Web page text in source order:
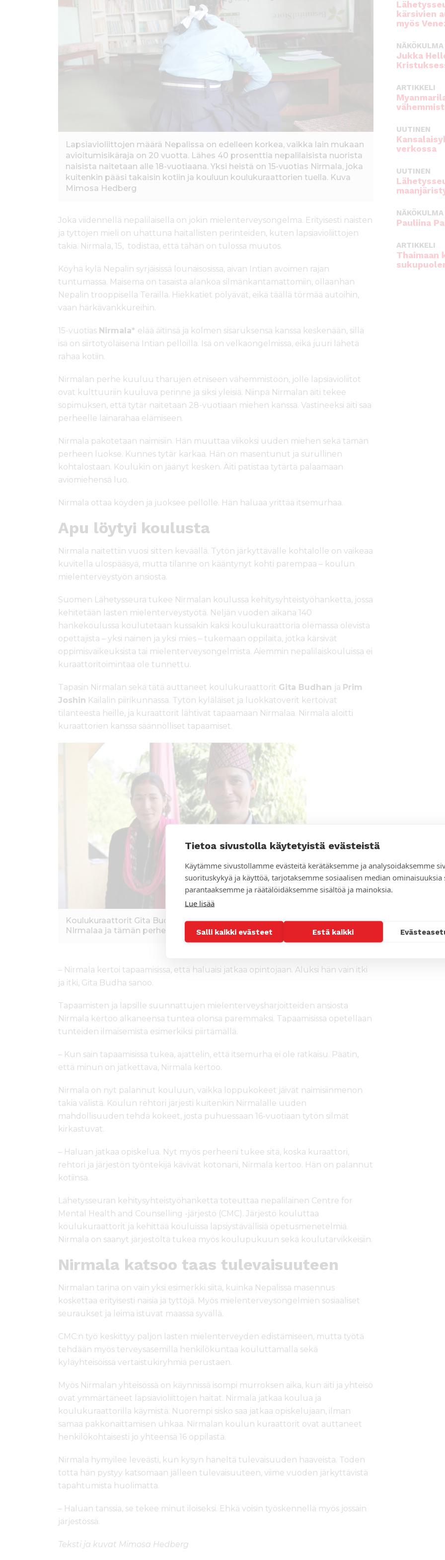
Tietoa sivustolla käytetyistä evästeistä
Käytämme sivustollamme evästeitä kerätäksemme ja analysoidaksemme
suorituskykyä ja käyttöä, tarjotaksemme sosiaalisen median ominaisuuksia
parantaaksemme ja räätälöidäksemme sisältöä ja mainoksia.
Lue lisää
Salli kaikki evästeet Estä kaikki
Lapsiavioliittojen määrä Nepalissa on edelleen korkea, vaikka lain mukaan
avioitumisikäraja on 20 vuotta. Lähes 40 prosenttia nepalilaisista nuorista
naisista naitetaan alle 18-vuotiaana. Yksi heistä on 15-vuotias Nirmala, joka
kuitenkin pääsi takaisin kotiin ja kouluun koulukuraattorien tuella. Kuva
Mimosa Hedberg
Joka viidennellä nepalilaisella on jokin mielenterveysongelma. Erityisesti naisten
ja tyttöjen mieli on uhattuna haitallisten perinteiden, kuten lapsiavioliittojen
takia. Nirmala, 15, todistaa, että tähän on tulossa muutos.
Köyhä kylä Nepalin syrjäisissä lounaisosissa, aivan Intian avoimen rajan
tuntumassa. Maisema on tasaista alankoa silmänkantamattomiin, ollaanhan
Nepalin trooppisella Terailla. Hiekkatiet pölyävät, eikä täällä törmää autoihin,
vaan härkävankkureihin.
15-vuotias Nirmala* elää äitinsä ja kolmen sisaruksensa kanssa keskenään, sillä
isä on siirtotyöläisenä Intian pelloilla. Isä on velkaongelmissa, eikä juuri lähetä
rahaa kotiin.
Nirmalan perhe kuuluu tharujen etniseen vähemmistöön, jolle lapsiavioliitot
ovat kulttuuriin kuuluva perinne ja siksi yleisiä. Niinpä Nirmalan äiti tekee
sopimuksen, että tytär naitetaan 28-vuotiaan miehen kanssa. Vastineeksi äiti saa
perheelle lainarahaa elämiseen.
Nirmala pakotetaan naimisiin. Hän muuttaa viikoksi uuden miehen sekä tämän
perheen luokse. Kunnes tytär karkaa. Hän on masentunut ja surullinen
kohtalostaan. Koulukin on jäänyt kesken. Äiti patistaa tytärtä palaamaan
aviomiehensä luo.
Nirmala ottaa köyden ja juoksee pellolle. Hän haluaa yrittää itsemurhaa.
Apu löytyi koulusta
Nirmala naitettiin vuosi sitten keväällä. Tytön järkyttävälle kohtalolle on vaikeaa
kuvitella ulospääsyä, mutta tilanne on kääntynyt kohti parempaa – koulun
mielenterveystyön ansiosta.
Suomen Lähetysseura tukee Nirmalan koulussa kehitysyhteistyöhanketta, jossa
kehitetään lasten mielenterveystyötä. Neljän vuoden aikana 140
hankekoulussa koulutetaan kussakin kaksi koulukuraattoria olemassa olevista
opettajista – yksi nainen ja yksi mies – tukemaan oppilaita, jotka kärsivät
oppimisvaikeuksista tai mielenterveysongelmista. Aiemmin nepalilaiskouluissa ei
kuraattoritoimintaa ole tunnettu.
Tapasin Nirmalan sekä tätä auttaneet koulukuraattorit Gita Budhan ja Prim
Joshin Kailalin piirikunnassa. Tytön kyläläiset ja luokkatoverit kertoivat
tilanteesta heille, ja kuraattorit lähtivät tapaamaan Nirmalaa. Nirmala aloitti
kuraattorien kanssa säännölliset tapaamiset.
Koulukuraattorit Gita Budha ja Prim Joshi tukevat
NIrmalaa ja tämän perhettä.
– Nirmala kertoi tapaamisissa, että haluaisi jatkaa opintojaan. Aluksi hän vain itki
ja itki, Gita Budha sanoo.
Tapaamisten ja lapsille suunnattujen mielenterveysharjoitteiden ansiosta
Nirmala kertoo alkaneensa tuntea olonsa paremmaksi. Tapaamisissa opetellaan
tunteiden ilmaisemista esimerkiksi piirtämällä.
– Kun sain tapaamisissa tukea, ajattelin, että itsemurha ei ole ratkaisu. Päätin,
että minun on jatkettava, Nirmala kertoo.
Nirmala on nyt palannut kouluun, vaikka loppukokeet jäivät naimisiinmenon
takia välistä. Koulun rehtori järjesti kuitenkin Nirmalalle uuden
mahdollisuuden tehdä kokeet, josta puhuessaan 16-vuotiaan tytön silmät
kirkastuvat.
– Haluan jatkaa opiskelua. Nyt myös perheeni tukee sitä, koska kuraattori,
rehtori ja järjestön työntekijä kävivät kotonani, Nirmala kertoo. Hän on palannut
kotiinsa.
Lähetysseuran kehitysyhteistyöhanketta toteuttaa nepalilainen Centre for
Mental Health and Counselling -järjestö (CMC). Järjestö kouluttaa
koulukuraattorit ja kehittää kouluissa lapsiystävällisiä opetusmenetelmiä.
Nirmala on saanyt järjestöltä tukea myös koulupukuun sekä koulutarvikkeisiin.
Nirmala katsoo taas tulevaisuuteen
Nirmalan tarina on vain yksi esimerkki siitä, kuinka Nepalissa masennus
koskettaa erityisesti naisia ja tyttöjä. Myös mielenterveysongelmien sosiaaliset
seuraukset ja leima istuvat maassa syvällä.
CMC:n työ keskittyy paljon lasten mielenterveyden edistämiseen, mutta työtä
tehdään myös terveysasemilla henkilökuntaa kouluttamalla sekä
kyläyhteisöissä vertaistukiryhmiä perustaen.
Myös Nirmalan yhteisössä on käynnissä isompi murroksen aika, kun äiti ja yhteisö
ovat ymmärtäneet lapsiavioliittojen haitat. Nirmala jatkaa koulua ja
koulukuraattorilla käymistä. Nuorempi sisko saa jatkaa opiskelujaan, ilman
samaa pakkonaittamisen uhkaa. Nirmalan koulun kuraattorit ovat auttaneet
henkilökohtaisesti jo yhteensä 16 oppilasta.
Nirmala hymyilee leveästi, kun kysyn häneltä tulevaisuuden haaveista. Toden
totta hän pystyy katsomaan jälleen tulevaisuuteen, viime vuoden järkyttävistä
tapahtumista huolimatta.
– Haluan tanssia, se tekee minut iloiseksi. Ehkä voisin työskennellä myös jossain
järjestössä.
Teksti ja kuvat Mimosa Hedberg
kärsivien
myös
NÄKÖKULMA
Jukka
ARTIKKELI
UUTINEN
verkossa
UUTINEN
NÄKÖKULMA
Pauliina
ARTIKKELI
Thaimaan